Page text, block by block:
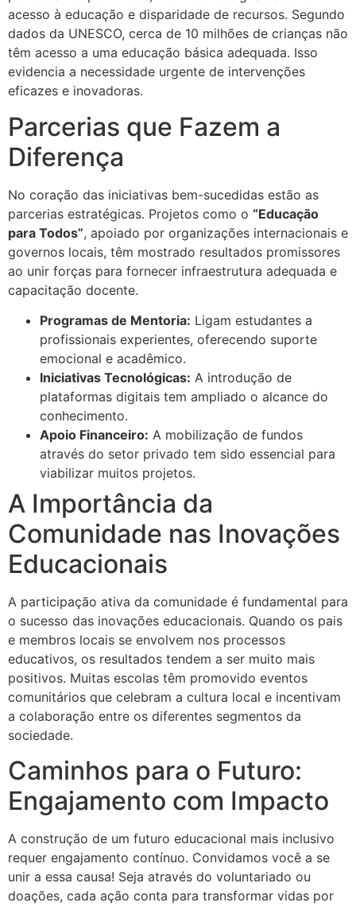
acesso à educação e disparidade de recursos. Segundo
dados da UNESCO, cerca de 10 milhões de crianças não
têm acesso a uma educação básica adequada. Isso
evidencia a necessidade urgente de intervenções
eficazes e inovadoras.
Parcerias que Fazem a
Diferença
No coração das iniciativas bem-sucedidas estão as
parcerias estratégicas. Projetos como o “Educação
para Todos”, apoiado por organizações internacionais e
governos locais, têm mostrado resultados promissores
ao unir forças para fornecer infraestrutura adequada e
capacitação docente.
Programas de Mentoria: Ligam estudantes a
profissionais experientes, oferecendo suporte
emocional e acadêmico.
Iniciativas Tecnológicas: A introdução de
plataformas digitais tem ampliado o alcance do
conhecimento.
Apoio Financeiro: A mobilização de fundos
através do setor privado tem sido essencial para
viabilizar muitos projetos.
A Importância da
Comunidade nas Inovações
Educacionais
A participação ativa da comunidade é fundamental para
o sucesso das inovações educacionais. Quando os pais
e membros locais se envolvem nos processos
educativos, os resultados tendem a ser muito mais
positivos. Muitas escolas têm promovido eventos
comunitários que celebram a cultura local e incentivam
a colaboração entre os diferentes segmentos da
sociedade.
Caminhos para o Futuro:
Engajamento com Impacto
A construção de um futuro educacional mais inclusivo
requer engajamento contínuo. Convidamos você a se
unir a essa causa! Seja através do voluntariado ou
doações, cada ação conta para transformar vidas por